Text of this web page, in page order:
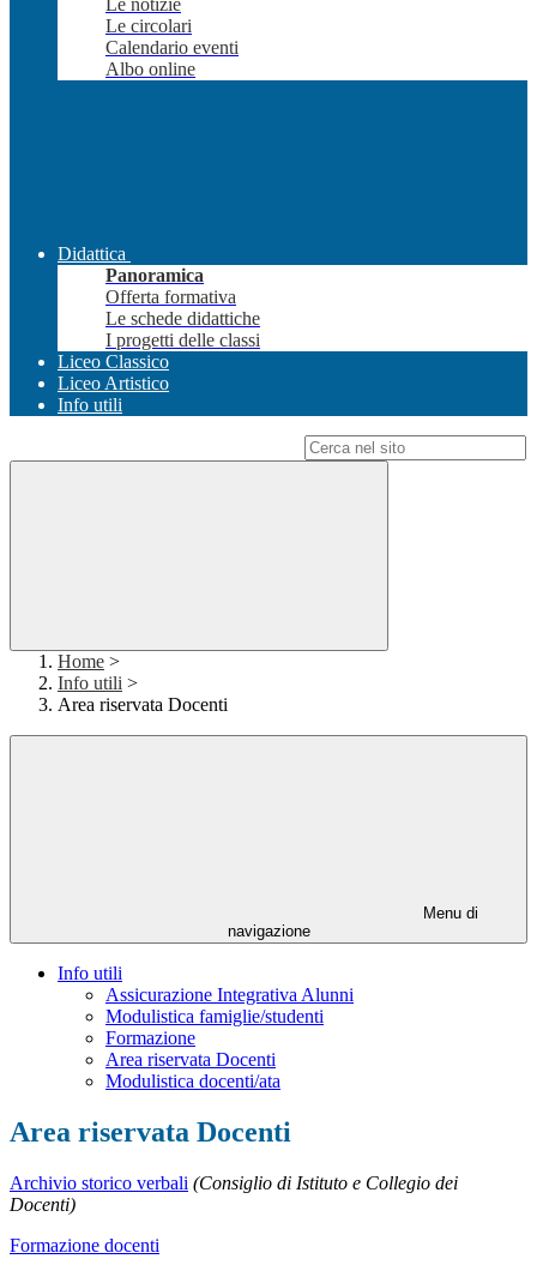
Le notizie
Le circolari
Calendario eventi
Albo online
Didattica
Panoramica
Offerta formativa
Le schede didattiche
I progetti delle classi
Liceo Classico
Liceo Artistico
Info utili
Home >
Info utili >
Area riservata Docenti
Menu di
navigazione
Info utili
Assicurazione Integrativa Alunni
Modulistica famiglie/studenti
Formazione
Area riservata Docenti
Modulistica docenti/ata
Area riservata Docenti
Archivio storico verbali (Consiglio di Istituto e Collegio dei
Docenti)
Formazione docenti